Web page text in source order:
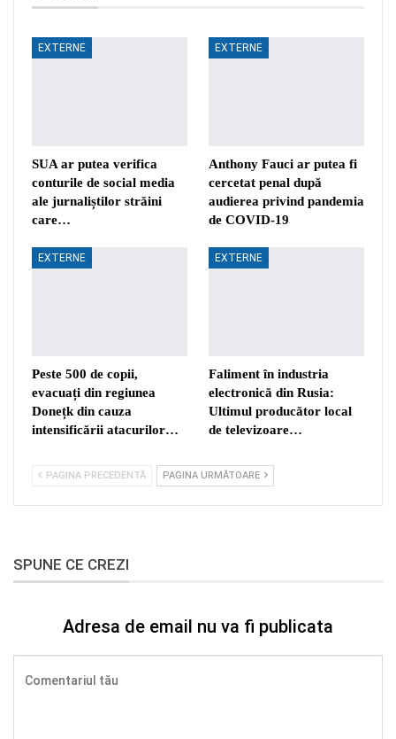
EXTERNE
SUA ar putea verifica
conturile de social media
ale jurnaliștilor străini
care…
EXTERNE
Anthony Fauci ar putea fi
cercetat penal după
audierea privind pandemia
de COVID-19
EXTERNE
Peste 500 de copii,
evacuați din regiunea
Donețk din cauza
intensificării atacurilor…
EXTERNE
Faliment în industria
electronică din Rusia:
Ultimul producător local
de televizoare…
PAGINA PRECEDENTĂ PAGINA URMĂTOARE
SPUNE CE CREZI
Adresa de email nu va fi publicata